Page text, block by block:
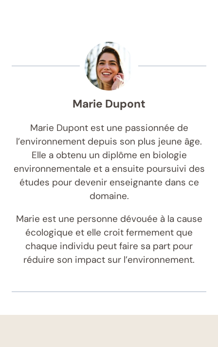
Marie Dupont
Marie Dupont est une passionnée de
l’environnement depuis son plus jeune âge.
Elle a obtenu un diplôme en biologie
environnementale et a ensuite poursuivi des
études pour devenir enseignante dans ce
domaine.
Marie est une personne dévouée à la cause
écologique et elle croit fermement que
chaque individu peut faire sa part pour
réduire son impact sur l’environnement.